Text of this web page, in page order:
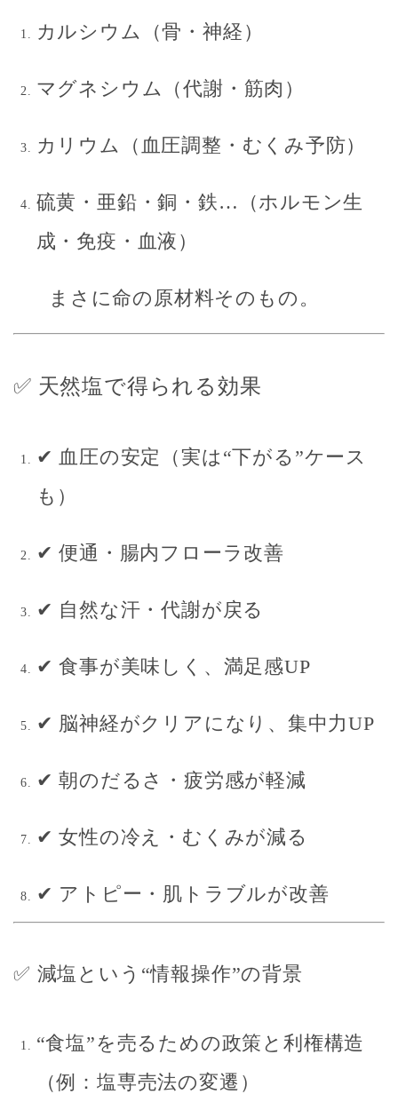
カルシウム（骨・神経）
マグネシウム（代謝・筋肉）
カリウム（血圧調整・むくみ予防）
硫黄・亜鉛・銅・鉄…（ホルモン生
成・免疫・血液）
まさに命の原材料そのもの 。
✅ 天然塩で得られる効果
✔ 血圧の安定（実は“下がる”ケース
も）
✔ 便通・腸内フローラ改善
✔ 自然な汗・代謝が戻る
✔ 食事が美味しく、満足感UP
✔ 脳神経がクリアになり、集中力UP
✔ 朝のだるさ・疲労感が軽減
✔ 女性の冷え・むくみが減る
✔ アトピー・肌トラブルが改善
✅ 減塩という“情報操作”の背景
“食塩”を売るための政策と利権構造
（例：塩専売法の変遷）